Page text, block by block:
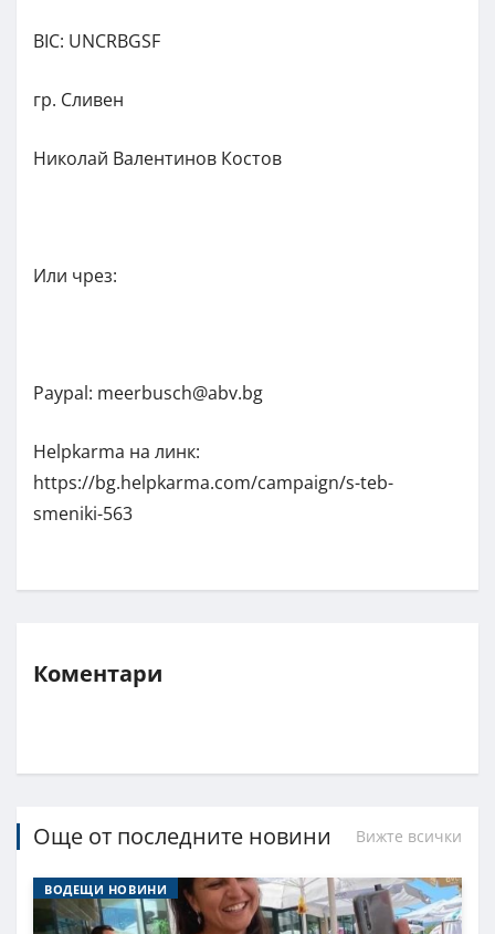
BIC: UNCRBGSF
гр. Сливен
Николай Валентинов Костов
Или чрез:
Paypal: meerbusch@abv.bg
Helpkarma на линк:
https://bg.helpkarma.com/campaign/s-teb-
smeniki-563
Коментари
Още от последните новини Вижте всички
ВОДЕЩИ НОВИНИ